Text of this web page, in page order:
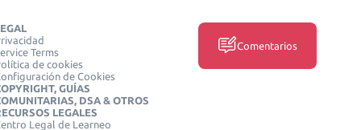
Terms
de cookies
de Cookies
GUÍAS
DSA & OTROS
LEGALES
Legal de Learneo
Comentarios